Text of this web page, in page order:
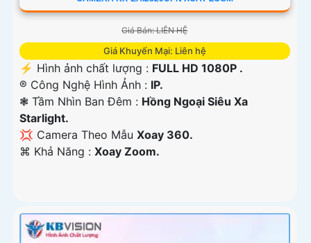
Giá Bán: LIÊN HỆ
Giá Khuyến Mại: Liên hệ
️⚡ Hình ảnh chất lượng : FULL HD 1080P .
®️ Công Nghệ Hình Ảnh : IP.
❃ Tầm Nhìn Ban Đêm : Hồng Ngoại Siêu Xa
Starlight.
💢 Camera Theo Mẫu Xoay 360.
️⌘ Khả Năng : Xoay Zoom.